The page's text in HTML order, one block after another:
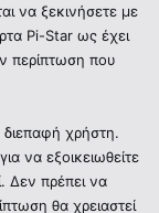
να ξεκινήσετε με
Pi-Star ως έχει
περίπτωση που
χρήστη.
να εξοικειωθείτε
Δεν πρέπει να
θα χρειαστεί